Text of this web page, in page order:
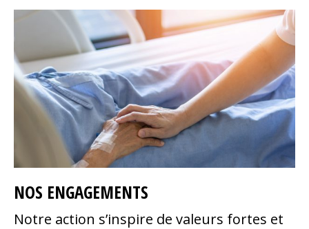
NOS ENGAGEMENTS
Notre action s’inspire de valeurs fortes et